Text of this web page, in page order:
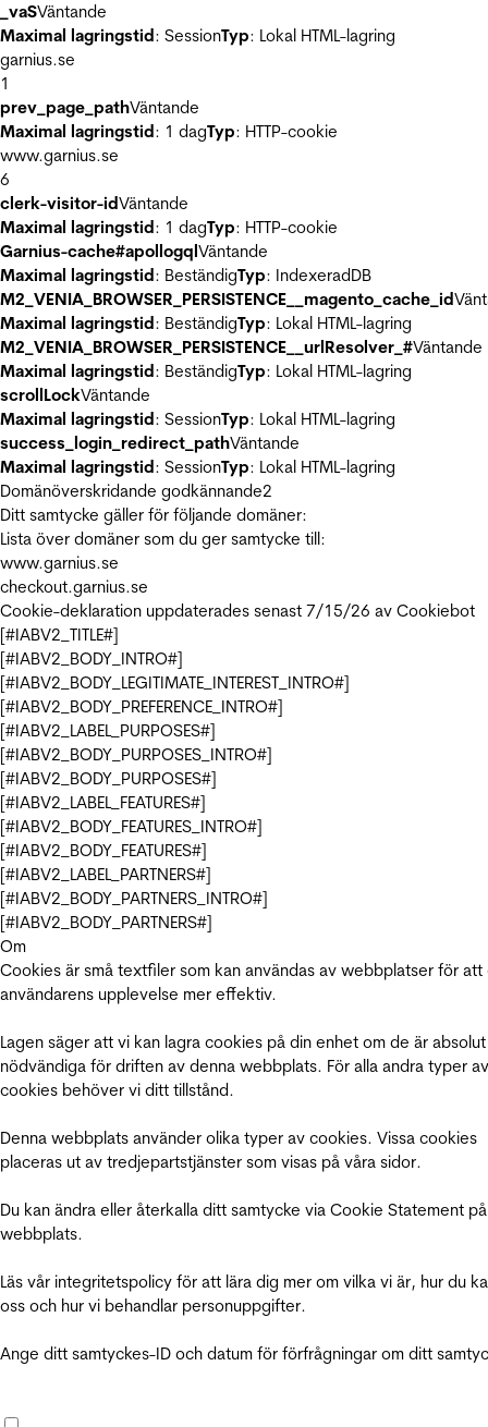
_vaSVäntande
Maximal lagringstid: SessionTyp: Lokal HTML-lagring
garnius.se
1
prev_page_pathVäntande
Maximal lagringstid: 1 dagTyp: HTTP-cookie
www.garnius.se
6
clerk-visitor-idVäntande
Maximal lagringstid: 1 dagTyp: HTTP-cookie
Garnius-cache#apollogqlVäntande
Maximal lagringstid: BeständigTyp: IndexeradDB
M2_VENIA_BROWSER_PERSISTENCE__magento_cache_id
Maximal lagringstid: BeständigTyp: Lokal HTML-lagring
M2_VENIA_BROWSER_PERSISTENCE__urlResolver_#Väntande
Maximal lagringstid: BeständigTyp: Lokal HTML-lagring
scrollLockVäntande
Maximal lagringstid: SessionTyp: Lokal HTML-lagring
success_login_redirect_pathVäntande
Maximal lagringstid: SessionTyp: Lokal HTML-lagring
Domänöverskridande godkännande2
Ditt samtycke gäller för följande domäner:
Lista över domäner som du ger samtycke till:
www.garnius.se
checkout.garnius.se
Cookie-deklaration uppdaterades senast 7/15/26 av Cookiebot
[#IABV2_TITLE#]
[#IABV2_BODY_INTRO#]
[#IABV2_BODY_LEGITIMATE_INTEREST_INTRO#]
[#IABV2_BODY_PREFERENCE_INTRO#]
[#IABV2_LABEL_PURPOSES#]
[#IABV2_BODY_PURPOSES_INTRO#]
[#IABV2_BODY_PURPOSES#]
[#IABV2_LABEL_FEATURES#]
[#IABV2_BODY_FEATURES_INTRO#]
[#IABV2_BODY_FEATURES#]
[#IABV2_LABEL_PARTNERS#]
[#IABV2_BODY_PARTNERS_INTRO#]
[#IABV2_BODY_PARTNERS#]
Om
Cookies är små textfiler som kan användas av webbplatser för att
användarens upplevelse mer effektiv.
Lagen säger att vi kan lagra cookies på din enhet om de är absolut
nödvändiga för driften av denna webbplats. För alla andra typer av
cookies behöver vi ditt tillstånd.
Denna webbplats använder olika typer av cookies. Vissa cookies
placeras ut av tredjepartstjänster som visas på våra sidor.
Du kan ändra eller återkalla ditt samtycke via Cookie Statement
webbplats.
Läs vår integritetspolicy för att lära dig mer om vilka vi är, hur du
oss och hur vi behandlar personuppgifter.
Ange ditt samtyckes-ID och datum för förfrågningar om ditt